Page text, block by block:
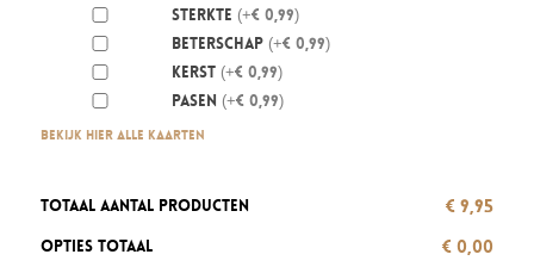
Sterkte (+€ 0,99)
Beterschap (+€ 0,99)
Kerst (+€ 0,99)
Pasen (+€ 0,99)
Bekijk hier alle kaarten
Totaal aantal producten € 9,95
Opties totaal € 0,00